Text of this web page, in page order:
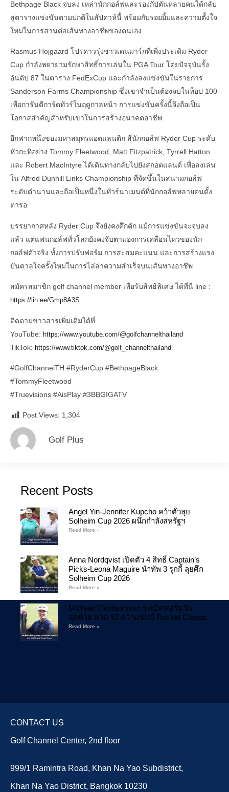
Bethpage Black จบลง เหล่านักกอล์ฟและรองกัปตันหลายคนได้กลับ
สู่ตารางแข่งขันตามปกติในสัปดาห์นี้ พร้อมกับรอยยิ้มและความตั้งใจ
ใหม่ในการสานต่อเส้นทางอาชีพของตนเอง
Rasmus Hojgaard โปรดาวรุ่งชาวเดนมาร์กที่เพิ่งประเดิม Ryder
Cup กำลังพยายามรักษาสิทธิ์การเล่นใน PGA Tour โดยปัจจุบันรั้ง
อันดับ 87 ในตาราง FedExCup และกำลังลงแข่งขันในรายการ
Sanderson Farms Championship ซึ่งเขาจำเป็นต้องจบในท็อป 100
เพื่อการันตีการ์ดทัวร์ในฤดูกาลหน้า การแข่งขันครั้งนี้จึงถือเป็น
โอกาสสำคัญสำหรับเขาในการสร้างอนาคตอาชีพ
อีกฟากหนึ่งของมหาสมุทรแอตแลนติก สี่นักกอล์ฟ Ryder Cup ระดับ
หัวกะทิอย่าง Tommy Fleetwood, Matt Fitzpatrick, Tyrrell Hatton
และ Robert MacIntyre ได้เดินทางกลับไปยังสกอตแลนด์ เพื่อลงเล่น
ใน Alfred Dunhill Links Championship ที่จัดขึ้นในสนามกอล์ฟ
ระดับตำนานและถือเป็นหนึ่งในทัวร์นาเมนต์ที่นักกอล์ฟหลายคนตั้ง
ตารอ
บรรยากาศหลัง Ryder Cup จึงยังคงคึกคัก แม้การแข่งขันจะจบลง
แล้ว แต่แฟนกอล์ฟทั่วโลกยังคงจับตามองการเคลื่อนไหวของนัก
กอล์ฟตัวจริง ทั้งการปรับฟอร์ม การสะสมคะแนน และการสร้างแรง
บันดาลใจครั้งใหม่ในการไล่ล่าความสำเร็จบนเส้นทางอาชีพ
สมัครสมาชิก golf channel member เพื่อรับสิทธิพิเศษ ได้ที่นี่ line :
https://lin.ee/Gmp8A3S
ติดตามข่าวสารเพิ่มเติมได้ที่
YouTube: https://www.youtube.com/@golfchannelthailand
TikTok: https://www.tiktok.com/@golf_channelthailand
#GolfChannelTH #RyderCup #BethpageBlack
#TommyFleetwood
#Truevisions #AisPlay #3BBGIGATV
Post Views: 1,304
Golf Plus
Recent Posts
Angel Yin-Jennifer Kupcho คว้าตั๋วลุย
Solheim Cup 2026 ผนึกกำลังสหรัฐฯ
Read More »
Anna Nordqvist เปิดตัว 4 สิทธิ์ Captain’s
Picks-Leona Maguire นำทัพ 3 รุกกี้ ลุยศึก
Solheim Cup 2026
Read More »
Michael Thorbjornsen ระเบิดฟอร์มวัน
สุดท้าย หวด 63 คว้าแชมป์ Rocket Classic
Read More »
CONTACT US
Golf Channel Center, 2nd floor
999/1 Ramintra Road, Khan Na Yao Subdistrict,
Khan Na Yao District, Bangkok 10230